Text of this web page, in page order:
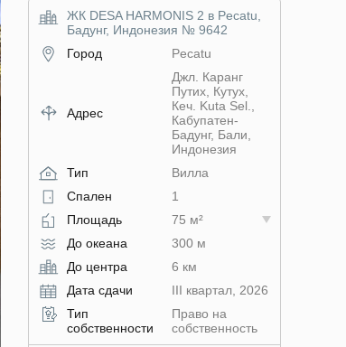
ЖК DESA HARMONIS 2 в Pecatu,
Бадунг, Индонезия № 9642
Город
Pecatu
Адрес
Джл. Каранг
Путих, Кутух,
Кеч. Kuta Sel.,
Кабупатен-
Бадунг, Бали,
Индонезия
Тип
Вилла
Спален
1
Площадь
75 м²
До океана
300 м
До центра
6 км
Дата сдачи
III квартал, 2026
Тип
собственности
Право на
собственность